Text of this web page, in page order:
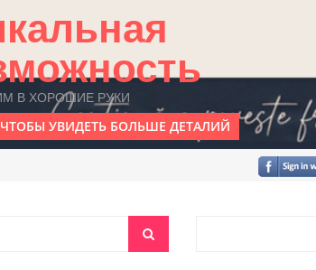
В ХОРОШИЕ РУКИ
УВИДЕТЬ БОЛЬШЕ ДЕТАЛИЙ